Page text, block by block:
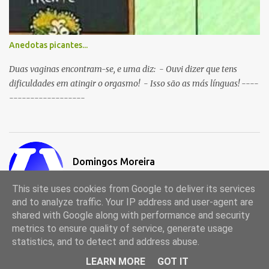
Anedotas picantes...
Duas vaginas encontram-se, e uma diz: - Ouvi dizer que tens
dificuldades em atingir o orgasmo! - Isso são as más línguas! ----
------------------
Domingos Moreira
Com tecnologia do Blogger
© 1998-2024, Portal de Anedotas (anedotas.ix.pt)
This site uses cookies from Google to deliver its services
and to analyze traffic. Your IP address and user-agent are
shared with Google along with performance and security
metrics to ensure quality of service, generate usage
statistics, and to detect and address abuse.
LEARN MORE
GOT IT